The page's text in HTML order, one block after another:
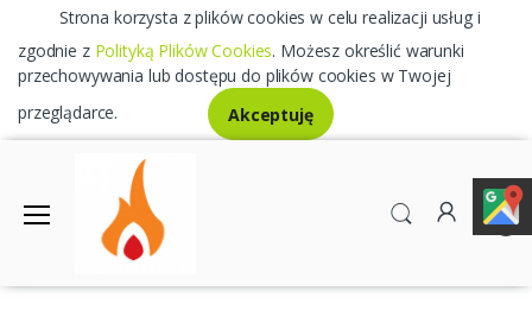
Strona korzysta z plików cookies w celu realizacji usług i
zgodnie z Polityką Plików Cookies. Możesz określić warunki
przechowywania lub dostępu do plików cookies w Twojej
przeglądarce.
Akceptuję
0